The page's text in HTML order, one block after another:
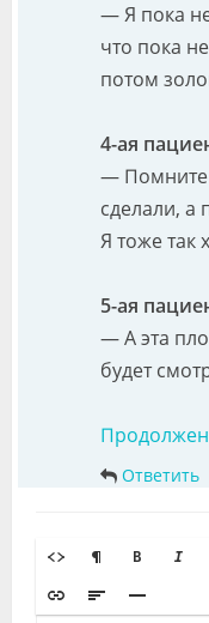
— Я пока
что пока
потом
4-ая
— Помните
сделали, а
Я тоже так
5-ая
— А эта
будет
Ответить